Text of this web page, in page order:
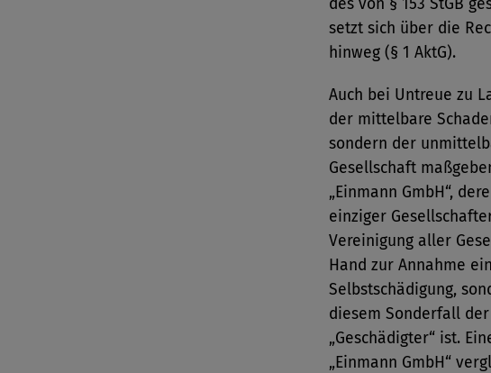
des von § 153 StGB
setzt sich über die
hinweg (§ 1 AktG).
Auch bei Untreue zu
der mittelbare
sondern der
Gesellschaft
„Einmann GmbH“,
einziger
Vereinigung aller
Hand zur Annahme
Selbstschädigung,
diesem Sonderfall
„Geschädigter“ ist.
„Einmann GmbH“